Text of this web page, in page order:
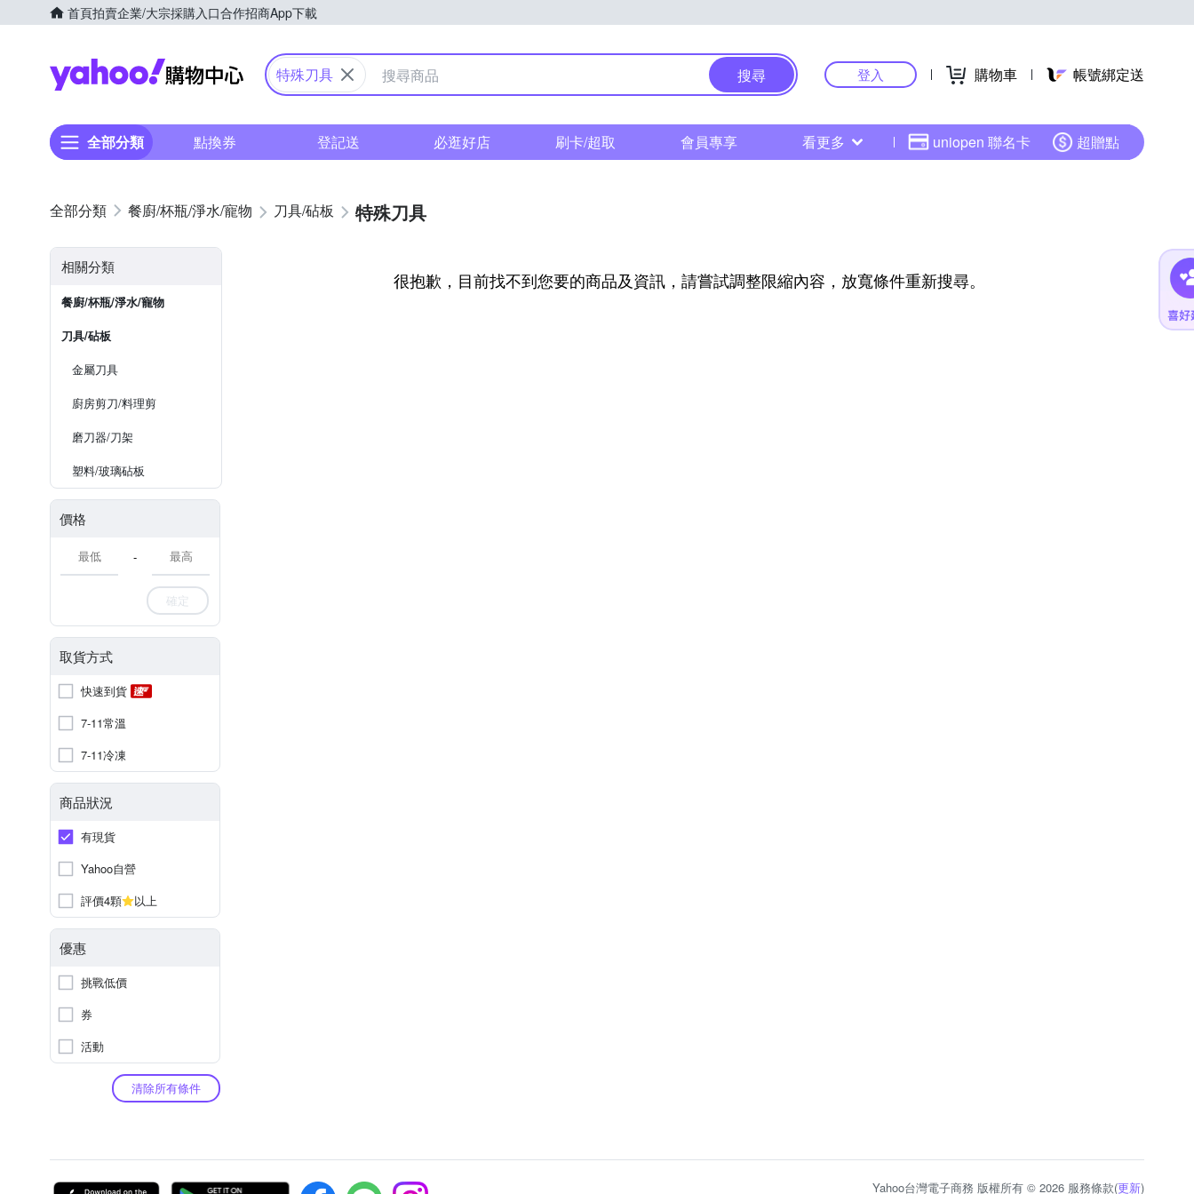
首頁拍賣企業/大宗採購入口合作招商App下載
Yahoo購物中心
特殊刀具 搜尋 登入 購物車 帳號綁定送
全部分類 點換券 登記送 必逛好店 刷卡/超取 會員專享 看更多 uniopen 聯名卡 超贈點
餐廚/杯瓶/淨水/寵物 刀具/砧板 特殊刀具
相關分類
餐廚/杯瓶/淨水/寵物
刀具/砧板
金屬刀具
廚房剪刀/料理剪
磨刀器/刀架
塑料/玻璃砧板
價格
-
確定
取貨方式
快速到貨
7-11常溫
7-11冷凍
商品狀況
有現貨
Yahoo自營
評價4顆
以上
優惠
挑戰低價
券
活動
清除所有條件
很抱歉，目前找不到您要的商品及資訊，請嘗試調整限縮內容，放寬條件重新搜尋。
Yahoo台灣電子商務 版權所有 © 2026 服務條款(更新)